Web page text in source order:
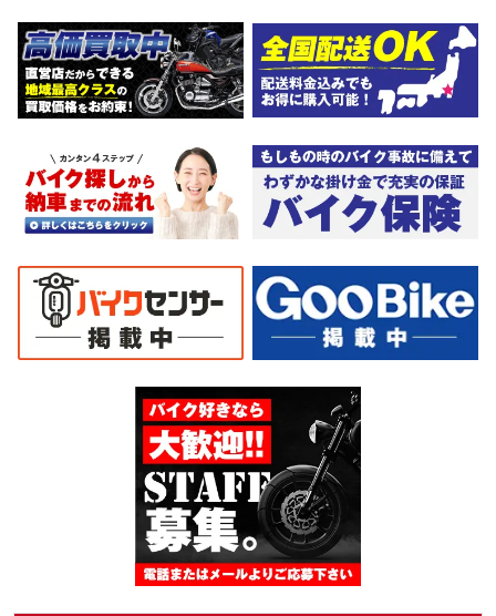
す。詳しくはお問合わせ下さい。ご契約後の取り置き＆保管無料
サービス行ってます。当社ホームページにて詳細画像見れます。